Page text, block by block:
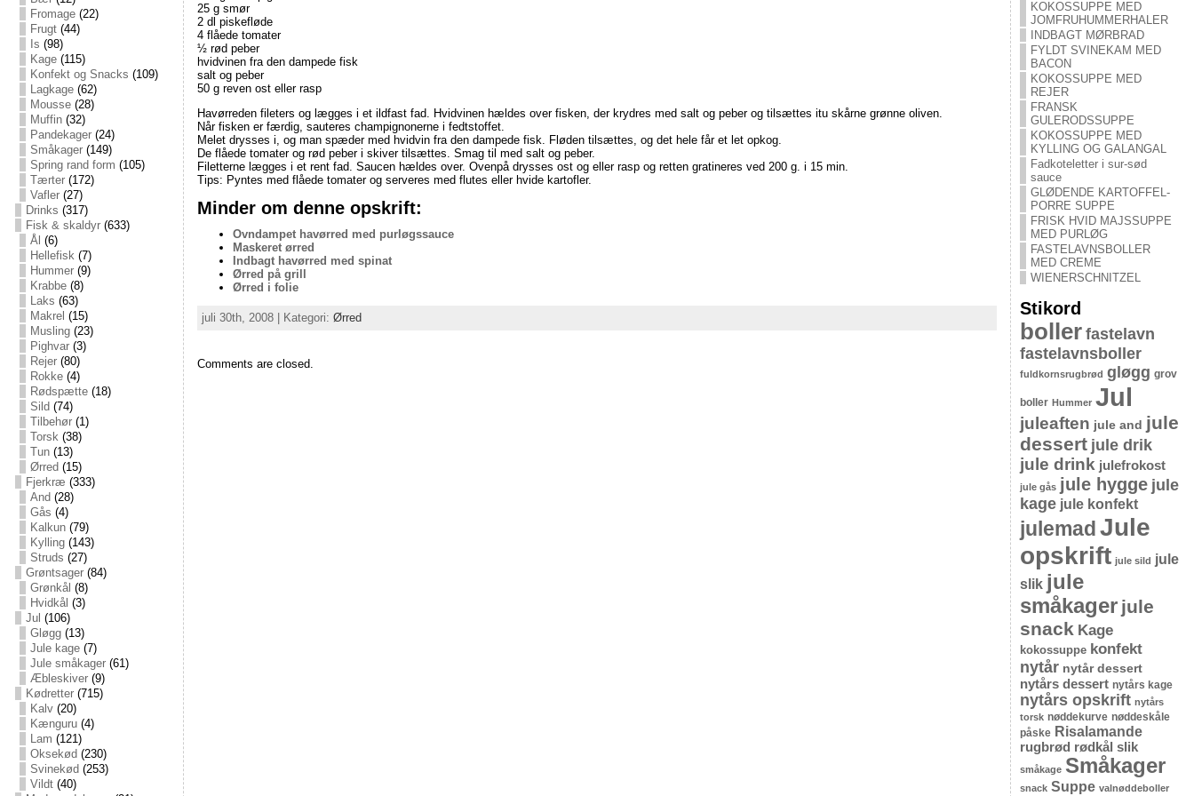
Fromage(22)
Frugt(44)
Is (98)
Kage(115)
Konfekt og Snacks (109)
Lagkage(62)
Mousse(28)
Muffin(32)
Pandekager(24)
Småkager(149)
Spring rand form (105)
Tærter(172)
Vafler(27)
Drinks (317)
Fisk & skaldyr(633)
Ål (6)
Hellefisk(7)
Hummer(9)
Krabbe(8)
Laks (63)
Makrel (15)
Musling(23)
Pighvar(3)
Rejer(80)
Rokke(4)
Rødspætte(18)
Sild (74)
Tilbehør(1)
Torsk(38)
Tun(13)
Ørred (15)
Fjerkræ (333)
And (28)
Gås (4)
Kalkun(79)
Kylling(143)
Struds (27)
Grøntsager(84)
Grønkål (8)
Hvidkål (3)
Jul (106)
Gløgg(13)
Jule kage(7)
Jule småkager(61)
Æbleskiver(9)
Kødretter(715)
Kalv(20)
Kænguru(4)
Lam (121)
Oksekød (230)
Svinekød (253)
Vildt(40)
25 g smør
2 dl piskefløde
4 flåede tomater
½ rød peber
hvidvinen fra den dampede fisk
salt og peber
50 g reven ost eller rasp
Havørreden fileters og lægges i et ildfast fad. Hvidvinen hældes over fisken, der krydres med salt og peber og tilsættes itu skårne grønne oliven.
Når fisken er færdig, sauteres champignonerne i fedtstoffet.
Melet drysses i, og man spæder med hvidvin fra den dampede fisk. Fløden tilsættes, og det hele får et let opkog.
De flåede tomater og rød peber i skiver tilsættes. Smag til med salt og peber.
Filetterne lægges i et rent fad. Saucen hældes over. Ovenpå drysses ost og eller rasp og retten gratineres ved 200 g. i 15 min.
Tips: Pyntes med flåede tomater og serveres med flutes eller hvide kartofler.
Minder om denne opskrift:
Ovndampet havørred med purløgssauce
Maskeret ørred
Indbagt havørred med spinat
Ørred på grill
Ørred i folie
juli 30th, 2008 | Kategori: Ørred
Comments are closed.
KOKOSSUPPE MED
JOMFRUHUMMERHALER
INDBAGT MØRBRAD
FYLDT SVINEKAM MED
BACON
KOKOSSUPPE MED
REJER
FRANSK
GULERODSSUPPE
KOKOSSUPPE MED
KYLLING OG GALANGAL
Fadkoteletter i sur-sød
sauce
GLØDENDE KARTOFFEL-
PORRE SUPPE
FRISK HVID MAJSSUPPE
MED PURLØG
FASTELAVNSBOLLER
MED CREME
WIENERSCHNITZEL
Stikord
boller fastelavn
fastelavnsboller
fuldkornsrugbrød gløgg grov
boller Hummer Jul
juleaften jule and jule
dessert jule drik
jule drink julefrokost
jule gås jule hygge jule
kage jule konfekt
julemad Jule
opskrift jule sild jule
slik jule
småkager jule
snack Kage
kokossuppe konfekt
nytår nytår dessert
nytårs dessert nytårs kage
nytårs opskrift nytårs
torsk nøddekurve nøddeskåle
påske Risalamande
rugbrød rødkål slik
småkage Småkager
snack Suppe valnøddeboller